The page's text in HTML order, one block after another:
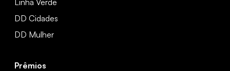
DD Cidades
DD Mulher
Prêmios